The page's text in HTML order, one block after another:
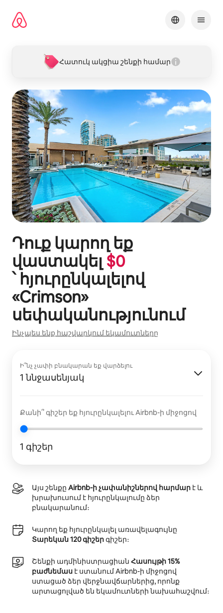
բովանդակությանը
Հատուկ ակցիա շենքի համար
Դուք կարող եք
վաստակել $0
՝ հյուրընկալելով
«Crimson»
սեփականությունում
Ինչպես ենք հաշվարկում եկամուտները
Ի՞նչ չափի բնակարան եք վարձելու
1 ննջասենյակ
Քանի՞ գիշեր եք հյուրընկալելու Airbnb-ի միջոցով
1 գիշեր
Այս շենքը Airbnb-ի չափանիշներով հարմար է և
խրախուսում է հյուրընկալումը ձեր
բնակարանում։
Կարող եք հյուրընկալել առավելագույնը
Տարեկան 120 գիշերգիշեր։
Շենքի ադմինիստրացիան Հասույթի 15%
բաժնեմաս է ստանում Airbnb-ի միջոցով
ստացած ձեր վերջնավճարներից, որոնք
արտացոլված են եկամուտների նախահաշվում։